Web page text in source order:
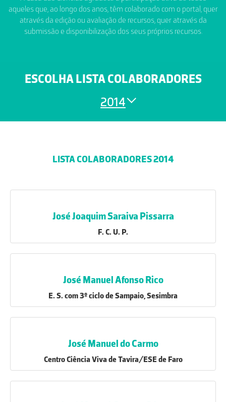
aqueles que, ao longo dos anos, têm colaborado com o portal, quer
através da edição ou avaliação de recursos, quer através da
submissão e disponibilização dos seus próprios recursos.
ESCOLHA LISTA COLABORADORES
2014
LISTA COLABORADORES 2014
José Joaquim Saraiva Pissarra
F. C. U. P.
José Manuel Afonso Rico
E. S. com 3º ciclo de Sampaio, Sesimbra
José Manuel do Carmo
Centro Ciência Viva de Tavira/ESE de Faro